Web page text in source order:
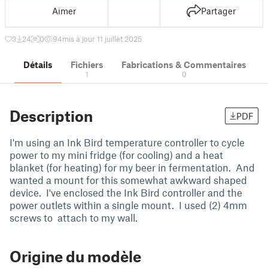
Aimer Partager
3 24 0 94mis à jour 11 juillet 2025
Détails Fichiers
1
Fabrications & Commentaires
0
Description PDF
I'm using an Ink Bird temperature controller to cycle
power to my mini fridge (for cooling) and a heat
blanket (for heating) for my beer in fermentation. And
wanted a mount for this somewhat awkward shaped
device. I've enclosed the Ink Bird controller and the
power outlets within a single mount. I used (2) 4mm
screws to attach to my wall.
Origine du modèle